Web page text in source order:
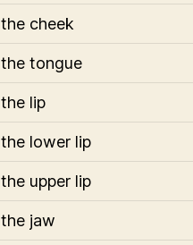
the cheek
the tongue
the lip
the lower lip
the upper lip
the jaw